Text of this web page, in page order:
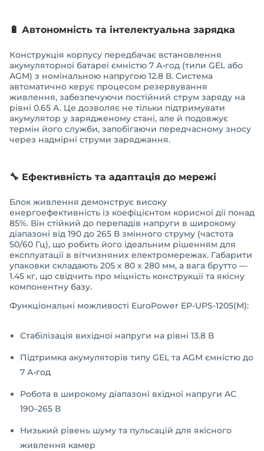
🔋 Автономність та інтелектуальна зарядка
Конструкція корпусу передбачає встановлення
акумуляторної батареї ємністю 7 А•год (типи GEL або
AGM) з номінальною напругою 12.8 В. Система
автоматично керує процесом резервування
живлення, забезпечуючи постійний струм заряду на
рівні 0.65 А. Це дозволяє не тільки підтримувати
акумулятор у зарядженому стані, але й подовжує
термін його служби, запобігаючи передчасному зносу
через надмірні струми заряджання.
🔧 Ефективність та адаптація до мережі
Блок живлення демонструє високу
енергоефективність із коефіцієнтом корисної дії понад
85%. Він стійкий до перепадів напруги в широкому
діапазоні від 190 до 265 В змінного струму (частота
50/60 Гц), що робить його ідеальним рішенням для
експлуатації в вітчизняних електромережах. Габарити
упаковки складають 205 x 80 x 280 мм, а вага брутто —
1.45 кг, що свідчить про міцність конструкції та якісну
компонентну базу.
Функціональні можливості EuroPower EP-UPS-1205(M):
Стабілізація вихідної напруги на рівні 13.8 В
Підтримка акумуляторів типу GEL та AGM ємністю до
7 А•год
Робота в широкому діапазоні вхідної напруги AC
190–265 В
Низький рівень шуму та пульсацій для якісного
живлення камер